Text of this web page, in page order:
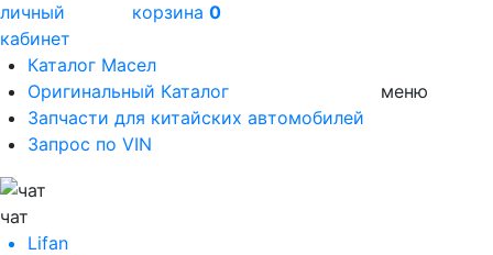
личный
кабинет
корзина 0
Каталог Масел
Оригинальный Каталог
Запчасти для китайских автомобилей
Запрос по VIN
меню
чат
Lifan